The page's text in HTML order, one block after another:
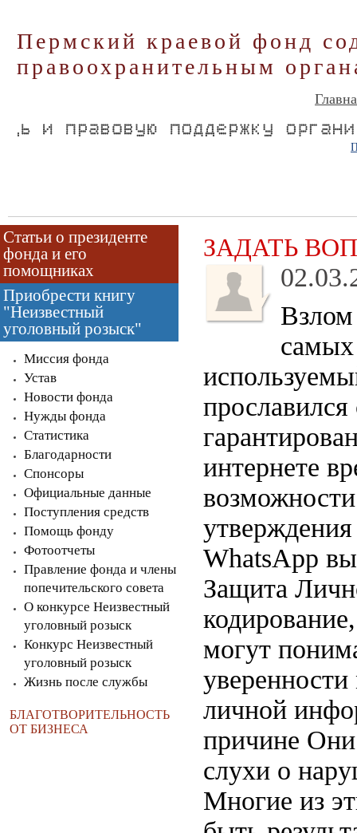
Пермский краевой фонд
правоохранительным
Статьи о президенте
фонда и его
помощниках
Приобрести книгу
"Неизвестный
уголовный розыск"
Миссия фонда
Устав
Новости фонда
Нужды фонда
Статистика
Благодарности
Спонсоры
Официальные данные
Поступления средств
Помощь фонду
Фотоотчеты
Правление фонда и члены
попечительского совета
О конкурсе Неизвестный
уголовный розыск
Конкурс Неизвестный
уголовный розыск
Жизнь после службы
БЛАГОТВОРИТЕЛЬНОСТЬ
ОТ БИЗНЕСА
ЗАДАТЬ
интернете
WhatsApp
Защита
могут
личной
причине
слухи о
Многие из